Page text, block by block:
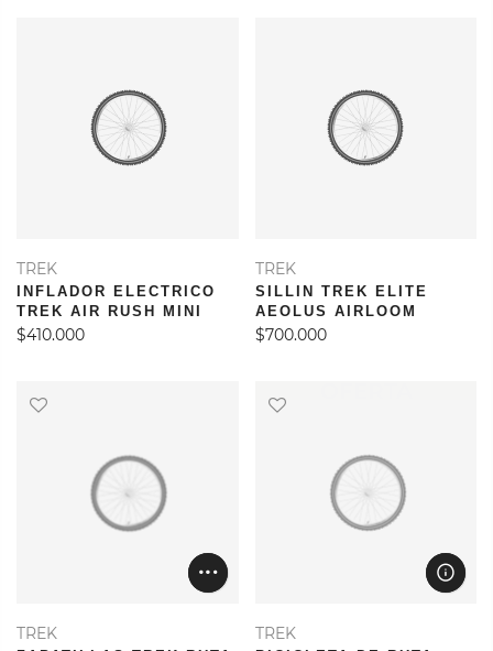
TREK
INFLADOR ELECTRICO
TREK AIR RUSH MINI
$410.000
TREK
SILLIN TREK ELITE
AEOLUS AIRLOOM
$700.000
TREK TREK